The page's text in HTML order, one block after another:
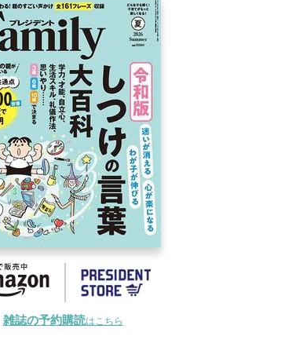
雑誌の予約購読はこちら